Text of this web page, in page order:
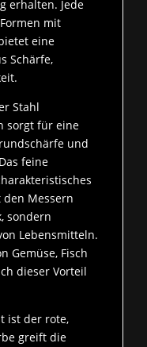
erhalten. Jede
mit
eine
Schärfe,
Stahl
sorgt für eine
und
feine
den Messern
sondern
Lebensmitteln.
Gemüse, Fisch
dieser Vorteil
ist der rote,
greift die